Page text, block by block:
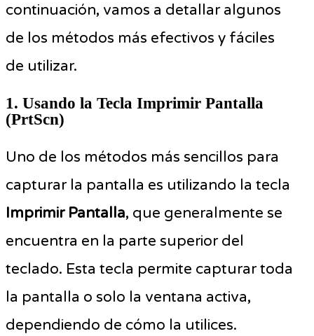
continuación, vamos a detallar algunos
de los métodos más efectivos y fáciles
de utilizar.
1. Usando la Tecla Imprimir Pantalla
(PrtScn)
Uno de los métodos más sencillos para
capturar la pantalla es utilizando la tecla
Imprimir Pantalla, que generalmente se
encuentra en la parte superior del
teclado. Esta tecla permite capturar toda
la pantalla o solo la ventana activa,
dependiendo de cómo la utilices.